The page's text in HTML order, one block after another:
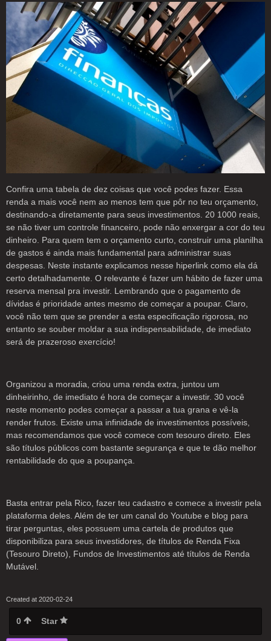
Confira uma tabela de dez coisas que você podes fazer. Essa
renda a mais você nem ao menos tem que pôr no teu orçamento,
destinando-a diretamente para seus investimentos. 20 1000 reais,
se não tiver um controle financeiro, pode não enxergar a cor do teu
dinheiro. Para quem tem o orçamento curto, construir uma planilha
de gastos é ainda mais fundamental para administrar suas
despesas. Neste instante explicamos nesse hiperlink como ela dá
certo detalhadamente. O relevante é fazer um hábito de fazer uma
reserva mensal pra investir. Lembrando que o pagamento de
dívidas é prioridade antes mesmo de começar a poupar. Claro,
você não tem que se prender a esta especificação rigorosa, no
entanto se souber moldar a sua indispensabilidade, de imediato
será de prazeroso exercício!
Organizou a moradia, criou uma renda extra, juntou um
dinheirinho, de imediato é hora de começar a investir. 30 você
neste momento podes começar a passar a tua grana e vê-la
render frutos. Existe uma infinidade de investimentos possíveis,
mas recomendamos que você comece com tesouro direto. Eles
são títulos públicos com bastante segurança e que te dão melhor
rentabilidade do que a poupança.
Basta entrar pela Rico, fazer teu cadastro e comece a investir pela
plataforma deles. Além de ter um canal do Youtube e blog para
tirar perguntas, eles possuem uma cartela de produtos que
disponibiliza para seus investidores, de títulos de Renda Fixa
(Tesouro Direto), Fundos de Investimentos até títulos de Renda
Mutável.
Created at 2020-02-24
0 Star